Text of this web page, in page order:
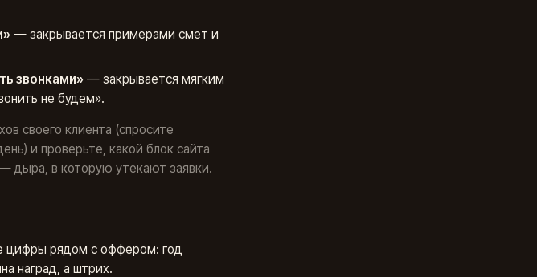
— закрывается примерами смет и
звонками»— закрывается мягким
не будем».
своего клиента (спросите
и проверьте, какой блок сайта
дыра, в которую утекают заявки.
цифры рядом с оффером: год
наград, а штрих.